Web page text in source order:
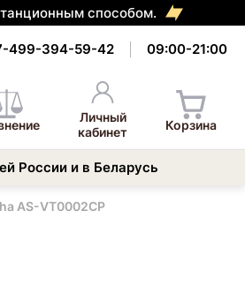
способом.
499-394-59-42 09:00-21:00
Личный
кабинет
Корзина
России и в Беларусь
AS-VT0002CP